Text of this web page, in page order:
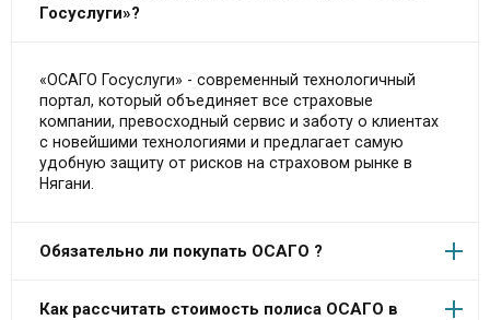
Госуслуги»?
«ОСАГО Госуслуги» - современный технологичный
портал, который объединяет все страховые
компании, превосходный сервис и заботу о клиентах
с новейшими технологиями и предлагает самую
удобную защиту от рисков на страховом рынке в
Нягани.
Обязательно ли покупать ОСАГО ?
Как рассчитать стоимость полиса ОСАГО в